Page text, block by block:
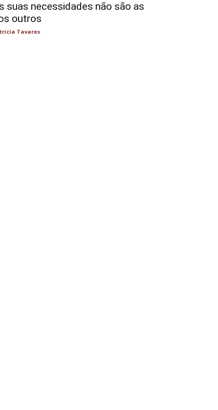
suas necessidades não são as
outros
Tavares